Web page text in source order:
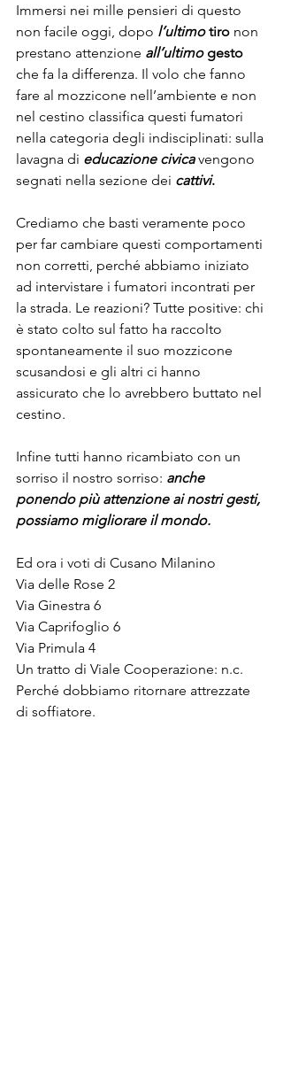
Immersi nei mille pensieri di questo
non facile oggi, dopo l’ultimo tiro non
prestano attenzione all’ultimo gesto
che fa la differenza. Il volo che fanno
fare al mozzicone nell’ambiente e non
nel cestino classifica questi fumatori
nella categoria degli indisciplinati: sulla
lavagna di educazione civica vengono
segnati nella sezione dei cattivi.
Crediamo che basti veramente poco
per far cambiare questi comportamenti
non corretti, perché abbiamo iniziato
ad intervistare i fumatori incontrati per
la strada. Le reazioni? Tutte positive: chi
è stato colto sul fatto ha raccolto
spontaneamente il suo mozzicone
scusandosi e gli altri ci hanno
assicurato che lo avrebbero buttato nel
cestino.
Infine tutti hanno ricambiato con un
sorriso il nostro sorriso: anche
ponendo più attenzione ai nostri gesti,
possiamo migliorare il mondo.
Ed ora i voti di Cusano Milanino
Via delle Rose 2
Via Ginestra 6
Via Caprifoglio 6
Via Primula 4
Un tratto di Viale Cooperazione: n.c.
Perché dobbiamo ritornare attrezzate
di soffiatore.